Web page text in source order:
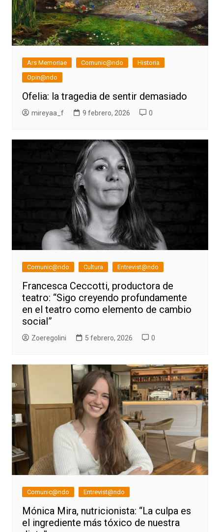
Ars Memoriae Comunic@ndo
Historia
Opin@ndo
Ofelia: la tragedia de sentir demasiado
mireyaa_f 9 febrero, 2026 0
Comunic@ndo Cultura Entrevist@ndo
Francesca Ceccotti, productora de
teatro: “Sigo creyendo profundamente
en el teatro como elemento de cambio
social”
Zoeregolini 5 febrero, 2026 0
Comunic@ndo Entrevist@ndo
Mónica Mira, nutricionista: “La culpa es
el ingrediente más tóxico de nuestra